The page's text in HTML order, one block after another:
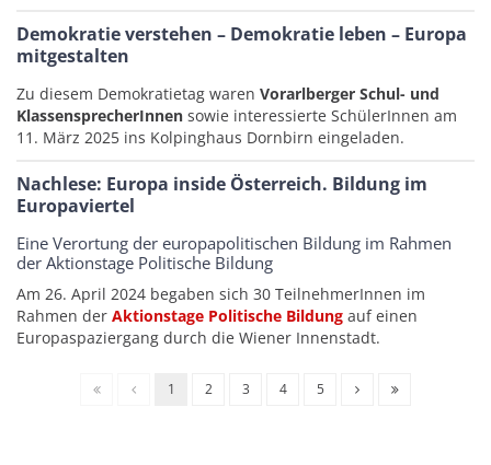
Demokratie verstehen – Demokratie leben – Europa
mitgestalten
Zu diesem Demokratietag waren Vorarlberger Schul- und
KlassensprecherInnen sowie interessierte SchülerInnen am
11. März 2025 ins Kolpinghaus Dornbirn eingeladen.
Nachlese: Europa inside Österreich. Bildung im
Europaviertel
Eine Verortung der europapolitischen Bildung im Rahmen
der Aktionstage Politische Bildung
Am 26. April 2024 begaben sich 30 TeilnehmerInnen im
Rahmen der Aktionstage Politische Bildung auf einen
Europaspaziergang durch die Wiener Innenstadt.
1 2 3 4 5